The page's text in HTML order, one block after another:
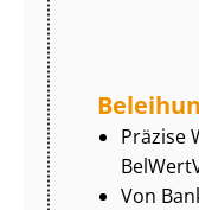
Präzise
Von